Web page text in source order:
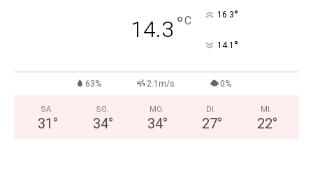
14.3 °C 16.3°
14.1 °
63% 2.1m/s 0%
SA.
31 °
SO.
34°
MO.
34°
DI.
27°
MI.
22°